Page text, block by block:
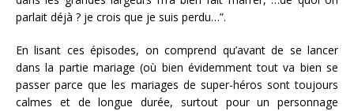
parlait déjà ? je crois que je suis perdu…”.
En lisant ces épisodes, on comprend qu’avant de se lancer
dans la partie mariage (où bien évidemment tout va bien se
passer parce que les mariages de super-héros sont toujours
calmes et de longue durée, surtout pour un personnage